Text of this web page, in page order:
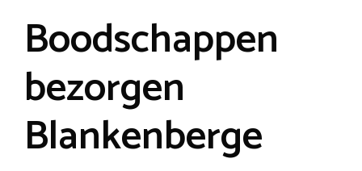
Boodschappen
bezorgen
Blankenberge